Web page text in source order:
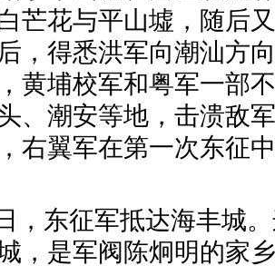
芒花与平山墟，随后
，得悉洪军向潮汕方
黄埔校军和粤军一部
、潮安等地，击溃敌
右翼军在第一次东征
，东征军抵达海丰城
，是军阀陈炯明的家